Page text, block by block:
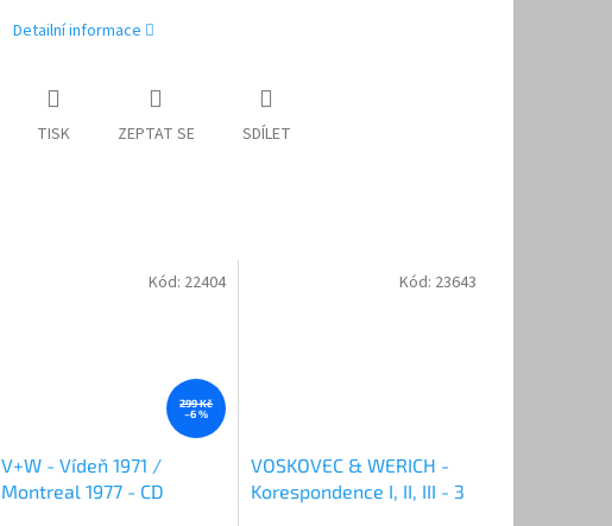
Detailní informace
TISK ZEPTAT SE SDÍLET
299 Kč
–6 %
V+W - Vídeň 1971 /
Montreal 1977 - CD
Kód: 22404
VOSKOVEC & WERICH -
Korespondence I, II, III - 3
Kód: 23643